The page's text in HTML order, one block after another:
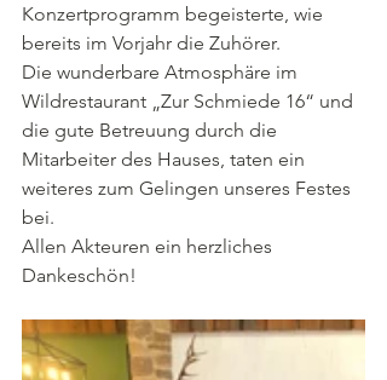
Konzertprogramm begeisterte, wie
bereits im Vorjahr die Zuhörer.
Die wunderbare Atmosphäre im
Wildrestaurant „Zur Schmiede 16“ und
die gute Betreuung durch die
Mitarbeiter des Hauses, taten ein
weiteres zum Gelingen unseres Festes
bei.
Allen Akteuren ein herzliches
Dankeschön!